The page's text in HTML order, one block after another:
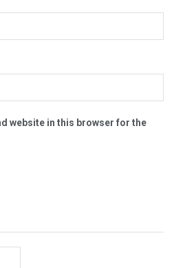
website in this browser for the